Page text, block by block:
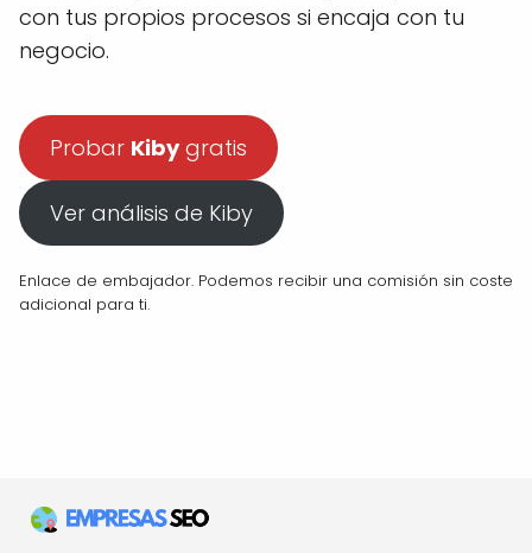
con tus propios procesos si encaja con tu
negocio.
Probar Kibygratis
Ver análisis de Kiby
Enlace de embajador. Podemos recibir una comisión sin coste
adicional para ti.